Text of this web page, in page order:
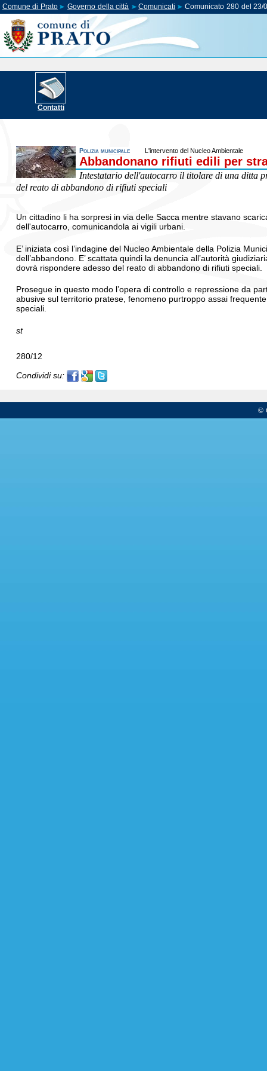
Comune di Prato Governo della città Comunicati Comunicato 280 del 23/
Contatti
Polizia municipale L'intervento del Nucleo Ambientale
Abbandonano rifiuti edili per
Intestatario dell'autocarro il titolare di una ditta
del reato di abbandono di rifiuti speciali
Un cittadino li ha sorpresi in via delle Sacca mentre stavano
dell'autocarro, comunicandola ai vigili urbani.
E’ iniziata così l’indagine del Nucleo Ambientale della Polizia
dell’abbandono. E’ scattata quindi la denuncia all’autorità
dovrà rispondere adesso del reato di abbandono di rifiuti speciali.
Prosegue in questo modo l’opera di controllo e repressione da
abusive sul territorio pratese, fenomeno purtroppo assai
speciali.
st
280/12
Condividi su:
©